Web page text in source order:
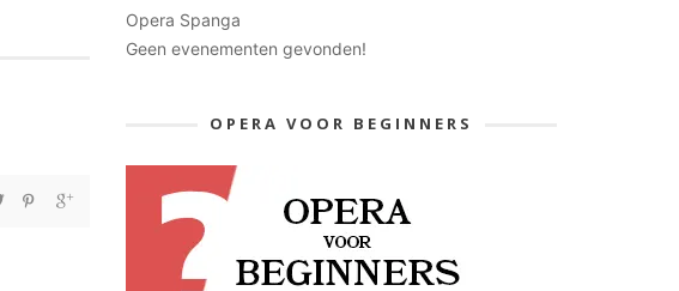
Opera Spanga
Geen evenementen gevonden!
OPERA VOOR BEGINNERS